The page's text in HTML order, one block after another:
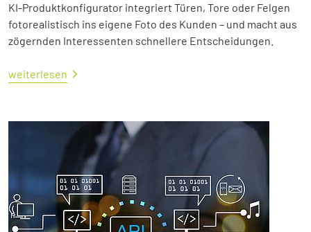
KI-Produktkonfigurator integriert Türen, Tore oder Felgen
fotorealistisch ins eigene Foto des Kunden – und macht aus
zögernden Interessenten schnellere Entscheidungen.
weiterlesen